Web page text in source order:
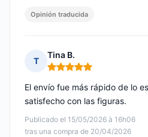
Opinión traducida
T
Tina B.
Nota: 5 de 5
Publicado el 15/05/2026 à 16h06
tras una compra de 20/04/2026
El envío fue más rápido de lo
satisfecho con las figuras.